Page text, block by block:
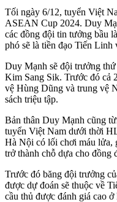
Tối ngày 6/12, tuyển Việt
ASEAN Cup 2024. Duy
các đồng đội tin tưởng bầu
phó sẽ là tiền đạo Tiến Linh
Duy Mạnh sẽ đội trưởng
Kim Sang Sik. Trước đó cả
vệ Hùng Dũng và trung vệ
sách triệu tập.
Bản thân Duy Mạnh cũng
tuyển Việt Nam dưới thời
Hà Nội có lối chơi máu lửa,
trở thành chỗ dựa cho đồng
Trước đó băng đội trưởng
được dự đoán sẽ thuộc về
cầu thủ được đánh giá cao